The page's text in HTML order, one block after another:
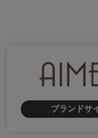
ブランドサ